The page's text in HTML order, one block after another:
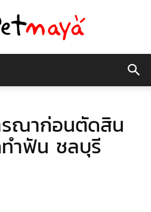
มายา
ณาก่อนตัดสิน
ำฟัน ชลบุรี